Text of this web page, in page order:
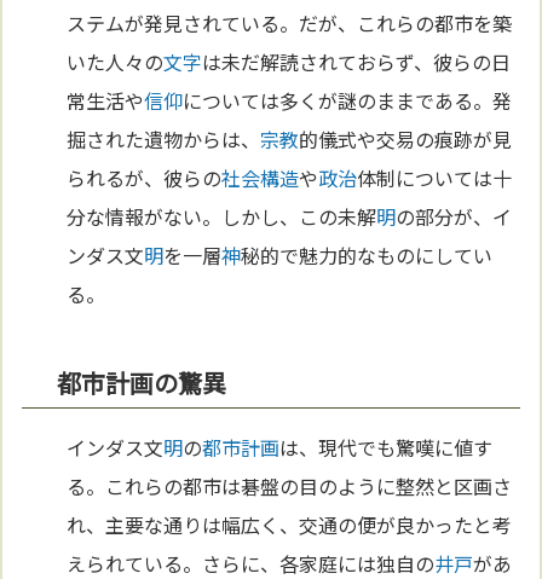
ステムが発見されている。だが、これらの都市を築
いた人々の文字は未だ解読されておらず、彼らの日
常生活や信仰については多くが謎のままである。発
掘された遺物からは、 宗教的儀式や交易の痕跡が見
られるが、彼らの社会構造や政治体制については十
分な情報がない。しかし、この未解明の部分が、イ
ンダス文明を一層神秘的で魅力的なものにしてい
る。
都市計画の驚異
インダス文明の都市計画は、現代でも驚嘆に値す
る。これらの都市は碁盤の目のように整然と区画さ
れ、主要な通りは幅広く、交通の便が良かったと考
えられている。さらに、各家庭には独自の井戸があ